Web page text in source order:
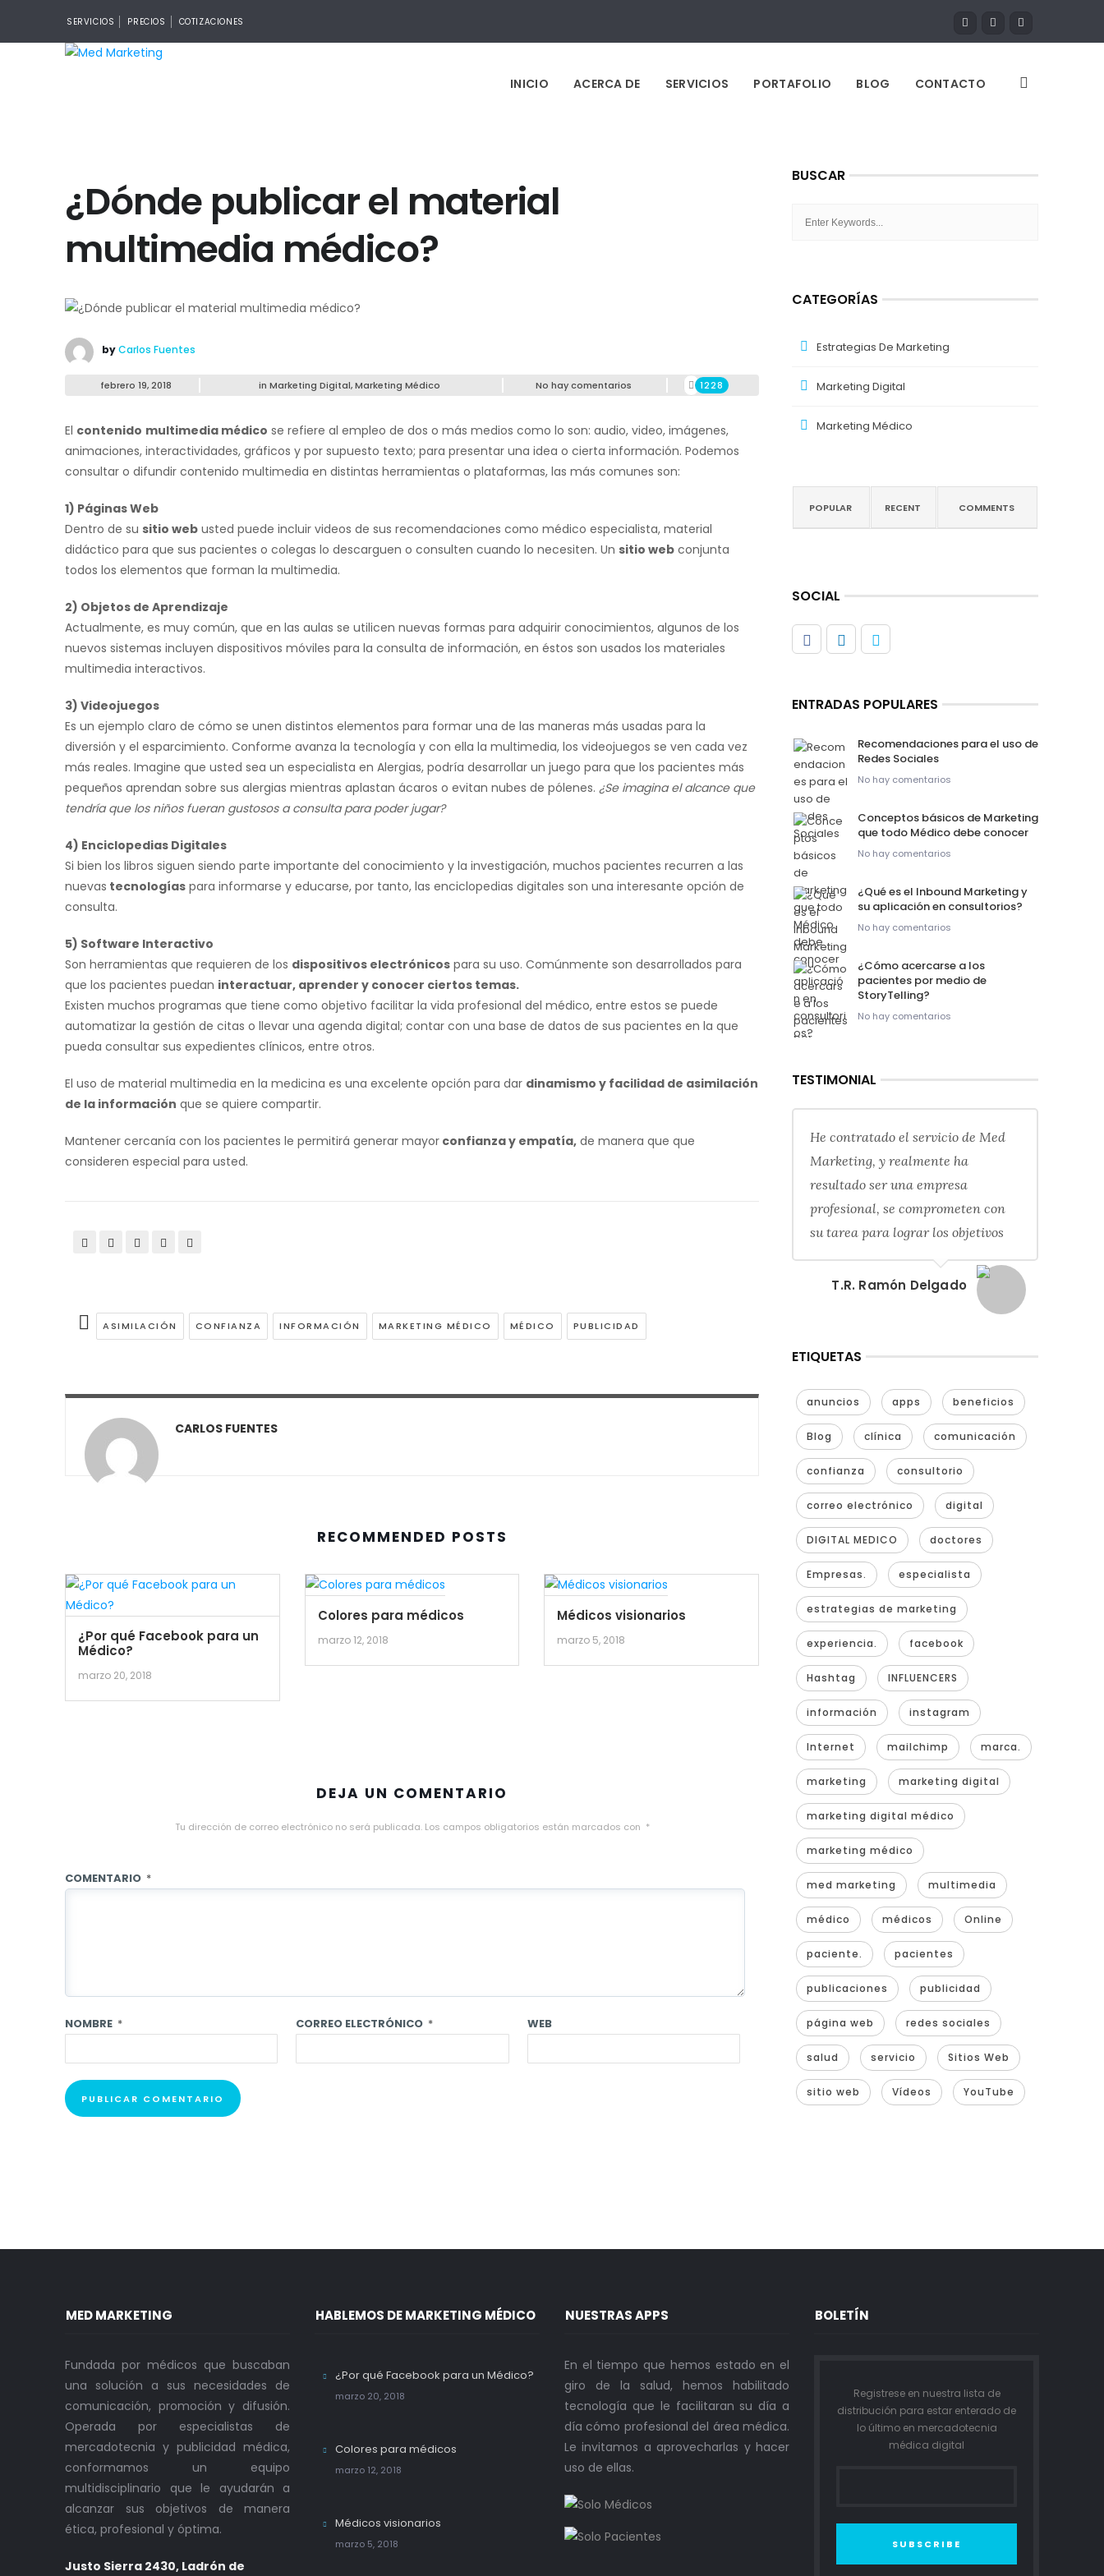
SERVICIOS PRECIOS COTIZACIONES
INICIO ACERCA DE SERVICIOS PORTAFOLIO BLOG CONTACTO
¿Dónde publicar el material
multimedia médico?
byCarlos Fuentes
febrero 19, 2018 in Marketing Digital,Marketing Médico No hay comentarios 1228
El contenido multimedia médico se refiere al empleo de dos o más medios como lo son: audio, video, imágenes,
animaciones, interactividades, gráficos y por supuesto texto; para presentar una idea o cierta información. Podemos
consultar o difundir contenido multimedia en distintas herramientas o plataformas, las más comunes son:
1) Páginas Web
Dentro de su sitio web usted puede incluir videos de sus recomendaciones como médico especialista, material
didáctico para que sus pacientes o colegas lo descarguen o consulten cuando lo necesiten. Un sitio web conjunta
todos los elementos que forman la multimedia.
2) Objetos de Aprendizaje
Actualmente, es muy común, que en las aulas se utilicen nuevas formas para adquirir conocimientos, algunos de los
nuevos sistemas incluyen dispositivos móviles para la consulta de información, en éstos son usados los materiales
multimedia interactivos.
3) Videojuegos
Es un ejemplo claro de cómo se unen distintos elementos para formar una de las maneras más usadas para la
diversión y el esparcimiento. Conforme avanza la tecnología y con ella la multimedia, los videojuegos se ven cada vez
más reales. Imagine que usted sea un especialista en Alergias, podría desarrollar un juego para que los pacientes más
pequeños aprendan sobre sus alergias mientras aplastan ácaros o evitan nubes de pólenes. ¿Se imagina el alcance que
tendría que los niños fueran gustosos a consulta para poder jugar?
4) Enciclopedias Digitales
Si bien los libros siguen siendo parte importante del conocimiento y la investigación, muchos pacientes recurren a las
nuevas tecnologías para informarse y educarse, por tanto, las enciclopedias digitales son una interesante opción de
consulta.
5) Software Interactivo
Son herramientas que requieren de los dispositivos electrónicos para su uso. Comúnmente son desarrollados para
que los pacientes puedan interactuar, aprender y conocer ciertos temas.
Existen muchos programas que tiene como objetivo facilitar la vida profesional del médico, entre estos se puede
automatizar la gestión de citas o llevar una agenda digital; contar con una base de datos de sus pacientes en la que
pueda consultar sus expedientes clínicos, entre otros.
El uso de material multimedia en la medicina es una excelente opción para dar dinamismo y facilidad de asimilación
de la información que se quiere compartir.
Mantener cercanía con los pacientes le permitirá generar mayor confianza y empatía, de manera que que
consideren especial para usted.
ASIMILACIÓN CONFIANZA INFORMACIÓN MARKETING MÉDICO MÉDICO PUBLICIDAD
CARLOS FUENTES
RECOMMENDED POSTS
¿Por qué Facebook para un
Médico?
marzo 20, 2018
Colores para médicos
marzo 12, 2018
Médicos visionarios
marzo 5, 2018
DEJA UN COMENTARIO
Tu dirección de correo electrónico no será publicada. Los campos obligatorios están marcados con *
COMENTARIO *
NOMBRE * CORREO ELECTRÓNICO * WEB
BUSCAR
CATEGORÍAS
Estrategias De Marketing
Marketing Digital
Marketing Médico
POPULAR RECENT COMMENTS
SOCIAL
ENTRADAS POPULARES
Recomendaciones para el uso de
Redes Sociales
No hay comentarios
Conceptos básicos de Marketing
que todo Médico debe conocer
No hay comentarios
¿Qué es el Inbound Marketing y
su aplicación en consultorios?
No hay comentarios
¿Cómo acercarse a los
pacientes por medio de
StoryTelling?
No hay comentarios
TESTIMONIAL
He contratado el servicio de Med
Marketing, y realmente ha
resultado ser una empresa
profesional, se comprometen con
su tarea para lograr los objetivos
T.R. Ramón Delgado
ETIQUETAS
anuncios apps beneficios
Blog clínica comunicación
confianza consultorio
correo electrónico digital
DIGITAL MEDICO doctores
Empresas. especialista
estrategias de marketing
experiencia. facebook
Hashtag INFLUENCERS
información instagram
Internet mailchimp marca.
marketing marketing digital
marketing digital médico
marketing médico
med marketing multimedia
médico médicos Online
paciente. pacientes
publicaciones publicidad
página web redes sociales
salud servicio Sitios Web
sitio web Vídeos YouTube
MED MARKETING
Fundada por médicos que buscaban
una solución a sus necesidades de
comunicación, promoción y difusión.
Operada por especialistas de
mercadotecnia y publicidad médica,
conformamos un equipo
multidisciplinario que le ayudarán a
alcanzar sus objetivos de manera
ética, profesional y óptima.
Justo Sierra 2430, Ladrón de
HABLEMOS DE MARKETING MÉDICO
¿Por qué Facebook para un Médico?
marzo 20, 2018
Colores para médicos
marzo 12, 2018
Médicos visionarios
marzo 5, 2018
NUESTRAS APPS
En el tiempo que hemos estado en el
giro de la salud, hemos habilitado
tecnología que le facilitaran su día a
día cómo profesional del área médica.
Le invitamos a aprovecharlas y hacer
uso de ellas.
BOLETÍN
Registrese en nuestra lista de
distribución para estar enterado de
lo último en mercadotecnia
médica digital
SUBSCRIBE